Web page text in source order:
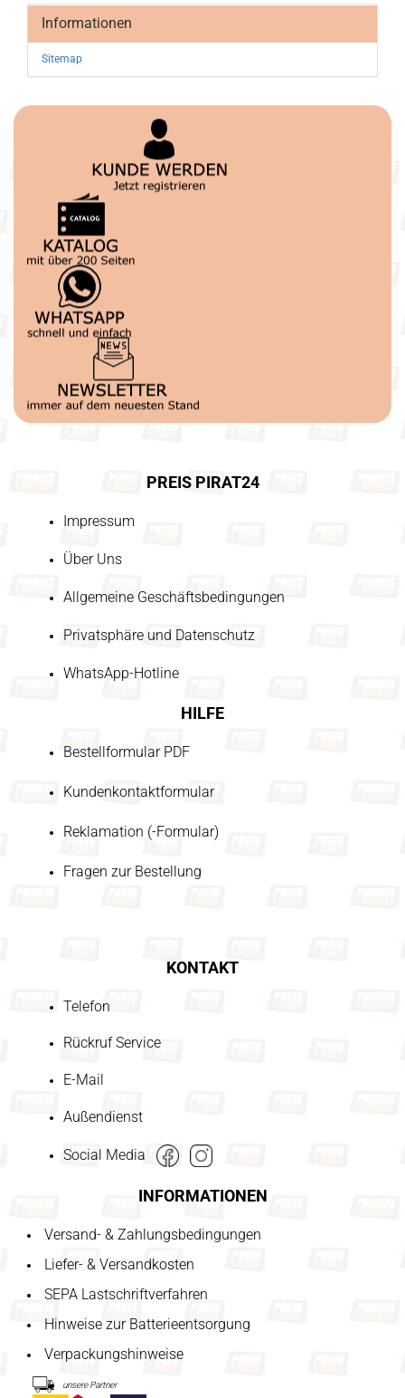
Informationen
Sitemap
PREIS PIRAT24
Impressum
Über Uns
Allgemeine Geschäftsbedingungen
Privatsphäre und Datenschutz
WhatsApp-Hotline
HILFE
Bestellformular PDF
Kundenkontaktformular
Reklamation (-Formular)
Fragen zur Bestellung
KONTAKT
Telefon
Rückruf Service
E-Mail
Außendienst
Social Media
INFORMATIONEN
Versand- & Zahlungsbedingungen
Liefer- & Versandkosten
SEPA Lastschriftverfahren
Hinweise zur Batterieentsorgung
Verpackungshinweise
unsere Partner